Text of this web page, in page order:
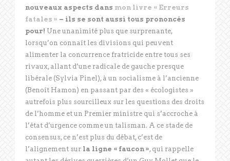
nouveaux aspects dans mon livre « Erreurs
fatales » – ils se sont aussi tous prononcés
pour! Une unanimité plus que surprenante,
lorsqu’on connaît les divisions qui peuvent
alimenter la concurrence fratricide entre tous ses
rivaux, allant d’une radicale de gauche presque
libérale (Sylvia Pinel), à un socialisme à l’ancienne
(Benoît Hamon) en passant par des « écologistes »
autrefois plus sourcilleux sur les questions des droits
de l’homme et un Premier ministre qui s’accroche à
l’état d’urgence comme un talisman. A ce stade de
consensus, ce n’est plus du débat, c’est de
l’alignement sur la ligne « faucon », qui rappelle